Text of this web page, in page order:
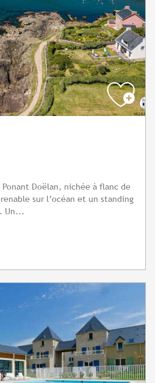
Doëlan, nichée à flanc de
sur l’océan et un standing
Un...